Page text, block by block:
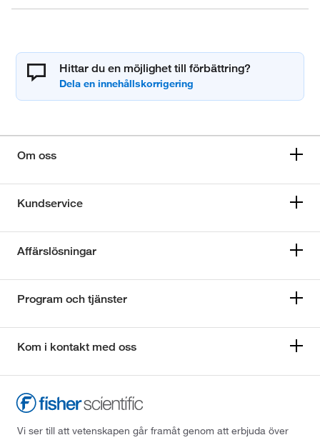
Hittar du en möjlighet till förbättring?
Om oss
Kundservice
Affärslösningar
Program och tjänster
Kom i kontakt med oss
Vi ser till att vetenskapen går framåt genom att erbjuda över